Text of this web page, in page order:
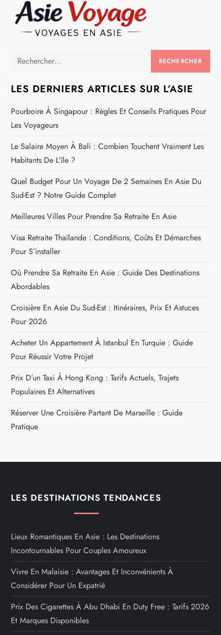
Rechercher :
LES DERNIERS ARTICLES SUR L’ASIE
Pourboire À Singapour : Règles Et Conseils Pratiques Pour
Les Voyageurs
Le Salaire Moyen À Bali : Combien Touchent Vraiment Les
Habitants De L’île ?
Quel Budget Pour Un Voyage De 2 Semaines En Asie Du
Sud-Est ? Notre Guide Complet
Meilleures Villes Pour Prendre Sa Retraite En Asie
Visa Retraite Thaïlande : Conditions, Coûts Et Démarches
Pour S’installer
Où Prendre Sa Retraite En Asie : Guide Des Destinations
Abordables
Croisière En Asie Du Sud-Est : Itinéraires, Prix Et Astuces
Pour 2026
Acheter Un Appartement À Istanbul En Turquie : Guide
Pour Réussir Votre Projet
Prix D’un Taxi À Hong Kong : Tarifs Actuels, Trajets
Populaires Et Alternatives
Réserver Une Croisière Partant De Marseille : Guide
Pratique
LES DESTINATIONS TENDANCES
Lieux Romantiques En Asie : Les Destinations
Incontournables Pour Couples Amoureux
Vivre En Malaisie : Avantages Et Inconvénients À
Considérer Pour Un Expatrié
Prix Des Cigarettes À Abu Dhabi En Duty Free : Tarifs 2026
Et Marques Disponibles